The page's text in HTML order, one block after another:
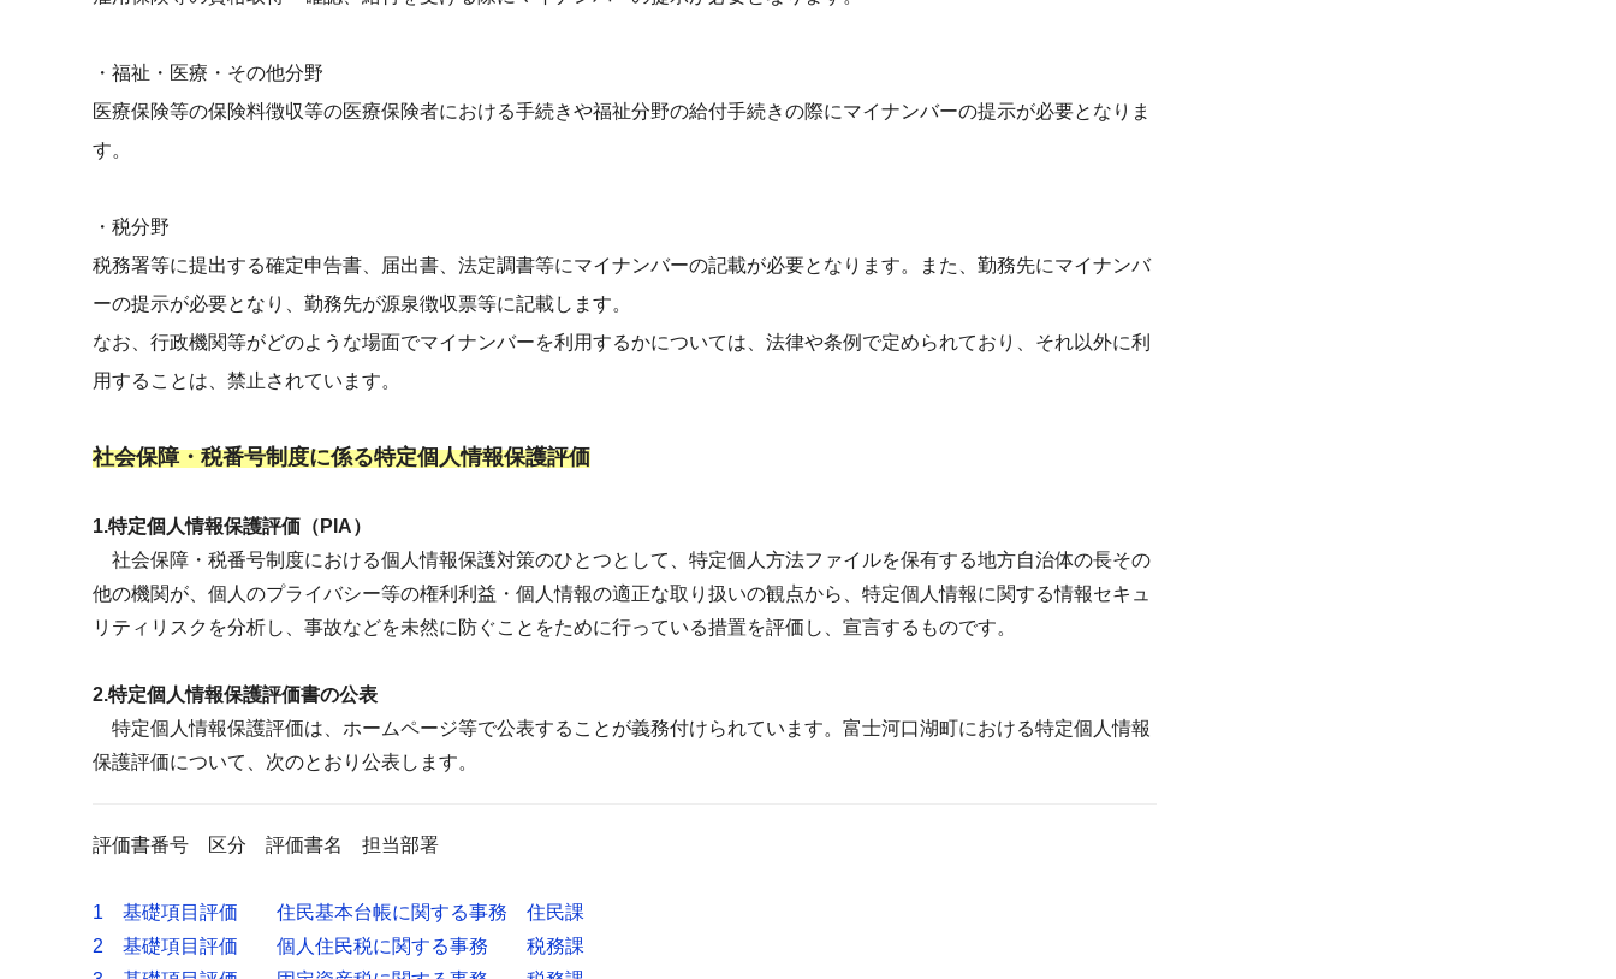
・福祉・医療・その他分野
医療保険等の保険料徴収等の医療保険者における手続きや福祉分野の給付手続きの際にマイナンバーの提示が必要となりま
す。
・税分野
税務署等に提出する確定申告書、届出書、法定調書等にマイナンバーの記載が必要となります。また、勤務先にマイナンバ
ーの提示が必要となり、勤務先が源泉徴収票等に記載します。
なお、行政機関等がどのような場面でマイナンバーを利用するかについては、法律や条例で定められており、それ以外に利
用することは、禁止されています。
社会保障・税番号制度に係る特定個人情報保護評価
1.特定個人情報保護評価（PIA）
社会保障・税番号制度における個人情報保護対策のひとつとして、特定個人方法ファイルを保有する地方自治体の長その
他の機関が、個人のプライバシー等の権利利益・個人情報の適正な取り扱いの観点から、特定個人情報に関する情報セキュ
リティリスクを分析し、事故などを未然に防ぐことをために行っている措置を評価し、宣言するものです。
2.特定個人情報保護評価書の公表
特定個人情報保護評価は、ホームページ等で公表することが義務付けられています。富士河口湖町における特定個人情報
保護評価について、次のとおり公表します。
評価書番号 区分 評価書名 担当部署
1 基礎項目評価 住民基本台帳に関する事務 住民課
2 基礎項目評価 個人住民税に関する事務 税務課